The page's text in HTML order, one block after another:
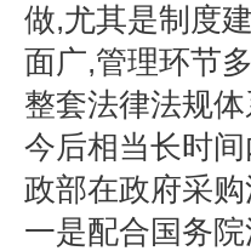
做,尤其是制度
面广,管理环节
整套法律法规
今后相当长时
政部在政府采
一是配合国务